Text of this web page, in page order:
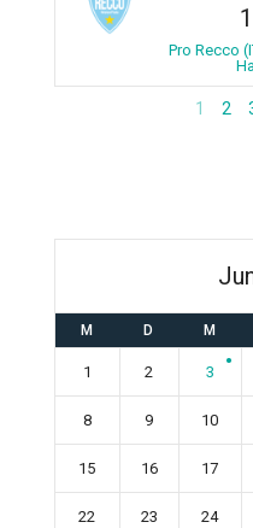
Pro Recco
1 2
M D M
1 2 3
8 9 10
15 16 17
22 23 24